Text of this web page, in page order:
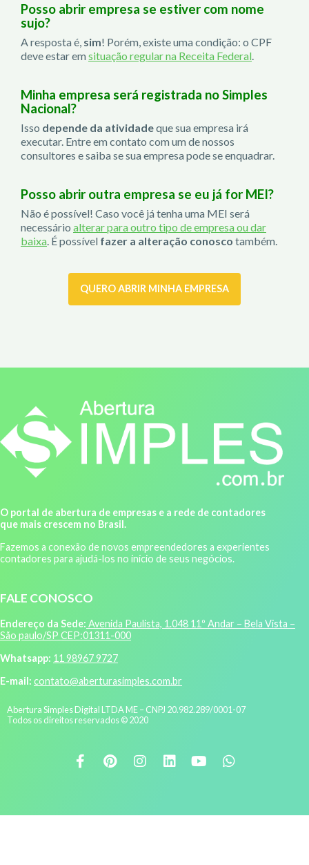
Posso abrir empresa se estiver com nome
sujo?
A resposta é, sim! Porém, existe uma condição: o CPF
deve estar emsituação regular na Receita Federal.
Minha empresa será registrada no Simples
Nacional?
Isso depende da atividadeque sua empresa irá
executar. Entre em contato com um de nossos
consultores e saiba se sua empresa pode se enquadrar.
Posso abrir outra empresa se eu já for MEI?
Não é possível! Caso você já tenha uma MEI será
necessário alterar para outro tipo de empresa ou dar
baixa. É possível fazer a alteração conosco também.
QUERO ABRIR MINHA EMPRESA
O portal de abertura de empresas e a rede de contadores
que mais crescem no Brasil.
Fazemos a conexão de novos empreendedores a experientes
contadores para ajudá-los no início de seus negócios.
FALE CONOSCO
Endereço da Sede: Avenida Paulista, 1.048 11º Andar – Bela Vista –
São paulo/SP CEP:01311-000
Whatsapp: 11 98967 9727
E-mail: contato@aberturasimples.com.br
Abertura Simples Digital LTDA ME – CNPJ 20.982.289/0001-07
Todos os direitos reservados © 2020